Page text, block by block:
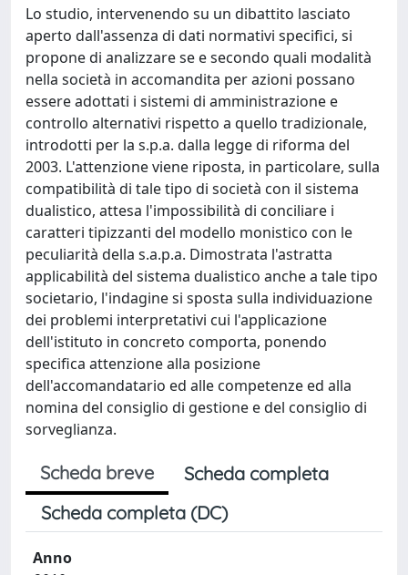
Lo studio, intervenendo su un dibattito lasciato
aperto dall'assenza di dati normativi specifici, si
propone di analizzare se e secondo quali modalità
nella società in accomandita per azioni possano
essere adottati i sistemi di amministrazione e
controllo alternativi rispetto a quello tradizionale,
introdotti per la s.p.a. dalla legge di riforma del
2003. L'attenzione viene riposta, in particolare, sulla
compatibilità di tale tipo di società con il sistema
dualistico, attesa l'impossibilità di conciliare i
caratteri tipizzanti del modello monistico con le
peculiarità della s.a.p.a. Dimostrata l'astratta
applicabilità del sistema dualistico anche a tale tipo
societario, l'indagine si sposta sulla individuazione
dei problemi interpretativi cui l'applicazione
dell'istituto in concreto comporta, ponendo
specifica attenzione alla posizione
dell'accomandatario ed alle competenze ed alla
nomina del consiglio di gestione e del consiglio di
sorveglianza.
Scheda breve
Scheda completa
Scheda completa (DC)
Anno